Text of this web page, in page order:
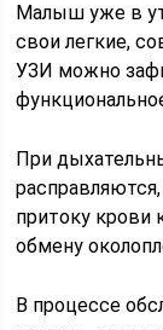
Малыш уже в
свои легкие,
УЗИ можно
При
притоку крови
обмену
В процессе